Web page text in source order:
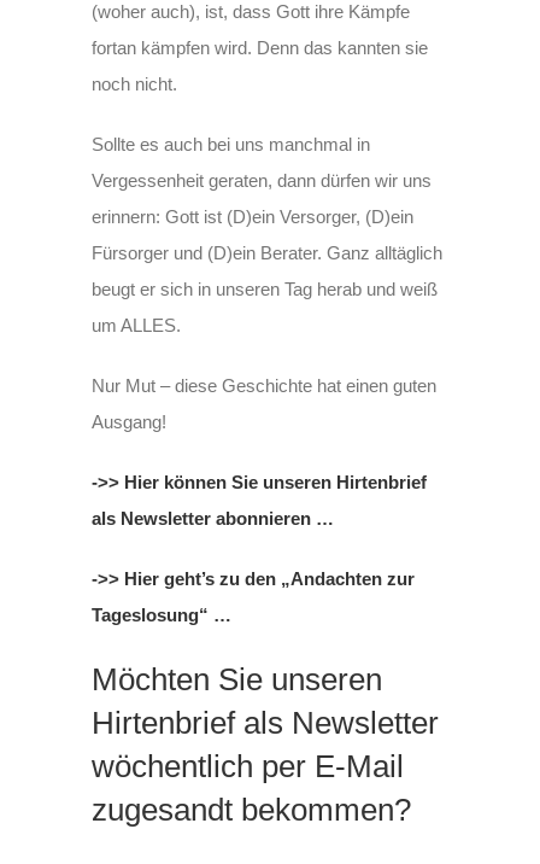
(woher auch), ist, dass Gott ihre Kämpfe
fortan kämpfen wird. Denn das kannten sie
noch nicht.
Sollte es auch bei uns manchmal in
Vergessenheit geraten, dann dürfen wir uns
erinnern: Gott ist (D)ein Versorger, (D)ein
Fürsorger und (D)ein Berater. Ganz alltäglich
beugt er sich in unseren Tag herab und weiß
um ALLES.
Nur Mut – diese Geschichte hat einen guten
Ausgang!
->> Hier können Sie unseren Hirtenbrief
als Newsletter abonnieren …
->> Hier geht’s zu den „Andachten zur
Tageslosung“ …
Möchten Sie unseren
Hirtenbrief als Newsletter
wöchentlich per E-Mail
zugesandt bekommen?